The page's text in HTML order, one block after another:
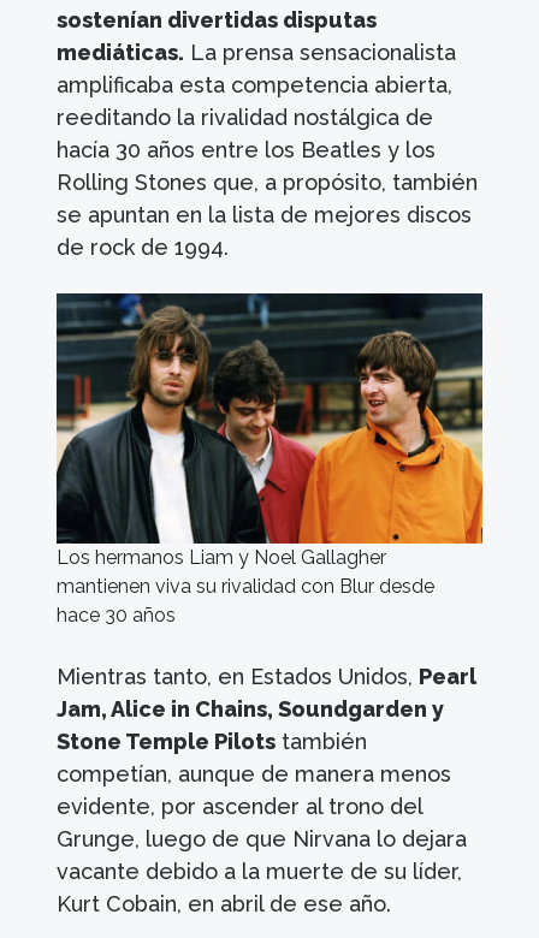
sostenían divertidas disputas
mediáticas. La prensa sensacionalista
amplificaba esta competencia abierta,
reeditando la rivalidad nostálgica de
hacía 30 años entre los Beatles y los
Rolling Stones que, a propósito, también
se apuntan en la lista de mejores discos
de rock de 1994.
Los hermanos Liam y Noel Gallagher
mantienen viva su rivalidad con Blur desde
hace 30 años
Mientras tanto, en Estados Unidos, Pearl
Jam, Alice in Chains, Soundgarden y
Stone Temple Pilots también
competían, aunque de manera menos
evidente, por ascender al trono del
Grunge, luego de que Nirvana lo dejara
vacante debido a la muerte de su líder,
Kurt Cobain, en abril de ese año.